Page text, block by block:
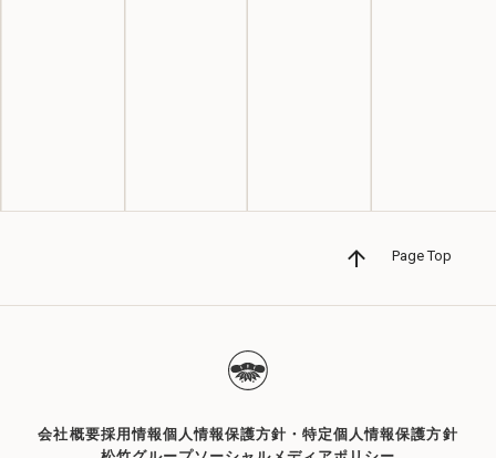
Page Top
会社概要採用情報個人情報保護方針・特定個人情報保護方針